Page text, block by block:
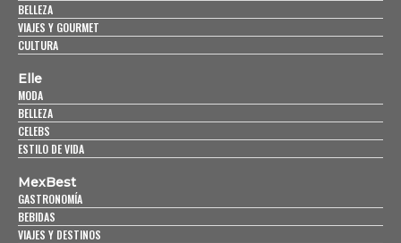
BELLEZA
VIAJES Y GOURMET
CULTURA
Elle
MODA
BELLEZA
CELEBS
ESTILO DE VIDA
MexBest
GASTRONOMÍA
BEBIDAS
VIAJES Y DESTINOS